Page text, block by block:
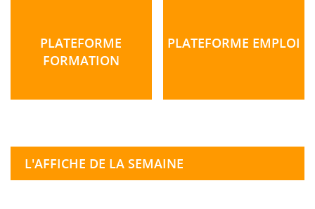
PLATEFORME
FORMATION
PLATEFORME EMPLOI
L'AFFICHE DE LA SEMAINE